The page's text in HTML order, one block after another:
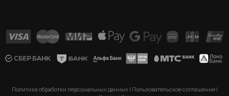
Политика обработки персональных данных| Пользовательское соглашение|